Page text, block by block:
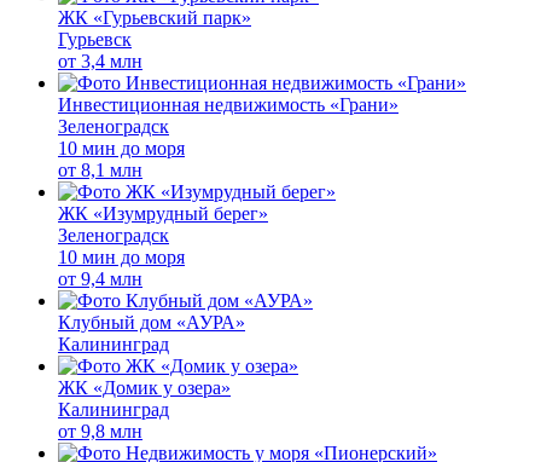
ЖК «Гурьевский парк»
Гурьевск
от 3,4 млн
Инвестиционная недвижимость «Грани»
Зеленоградск
10 мин до моря
от 8,1 млн
ЖК «Изумрудный берег»
Зеленоградск
10 мин до моря
от 9,4 млн
Клубный дом «АУРА»
Калининград
ЖК «Домик у озера»
Калининград
от 9,8 млн